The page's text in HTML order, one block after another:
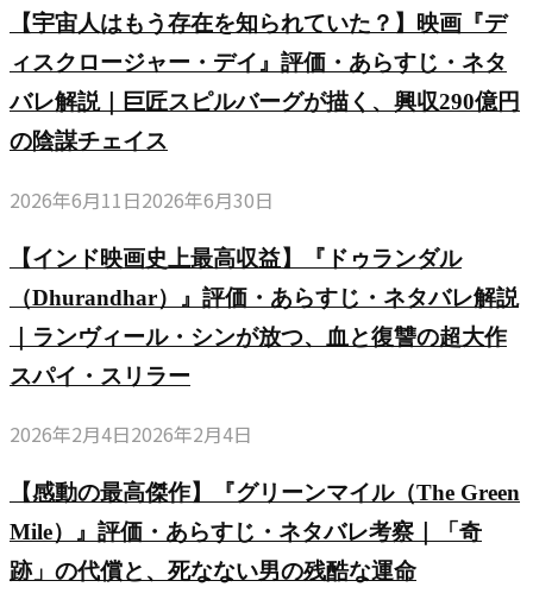
【宇宙人はもう存在を知られていた？】映画『デ
ィスクロージャー・デイ』評価・あらすじ・ネタ
バレ解説｜巨匠スピルバーグが描く、興収290億円
の陰謀チェイス
2026年6月11日2026年6月30日
【インド映画史上最高収益】『ドゥランダル
（Dhurandhar）』評価・あらすじ・ネタバレ解説
｜ランヴィール・シンが放つ、血と復讐の超大作
スパイ・スリラー
2026年2月4日2026年2月4日
【感動の最高傑作】『グリーンマイル（The Green
Mile）』評価・あらすじ・ネタバレ考察｜「奇
跡」の代償と、死なない男の残酷な運命